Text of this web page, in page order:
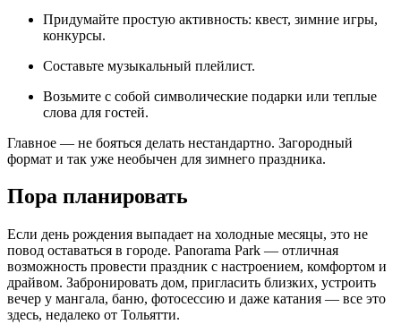
Придумайте простую активность: квест, зимние игры,
конкурсы.
Составьте музыкальный плейлист.
Возьмите с собой символические подарки или теплые
слова для гостей.
Главное — не бояться делать нестандартно. Загородный
формат и так уже необычен для зимнего праздника.
Пора планировать
Если день рождения выпадает на холодные месяцы, это не
повод оставаться в городе. Panorama Park — отличная
возможность провести праздник с настроением, комфортом и
драйвом. Забронировать дом, пригласить близких, устроить
вечер у мангала, баню, фотосессию и даже катания — все это
здесь, недалеко от Тольятти.